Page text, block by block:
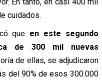
cuidados.
que en este segundo
de 300 mil nuevas
de ellas, se adjudicaron
del 90% de esos 300.000